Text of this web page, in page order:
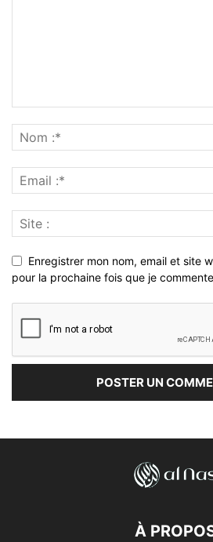
Enregistrer mon nom, email et site
pour la prochaine fois que je
À